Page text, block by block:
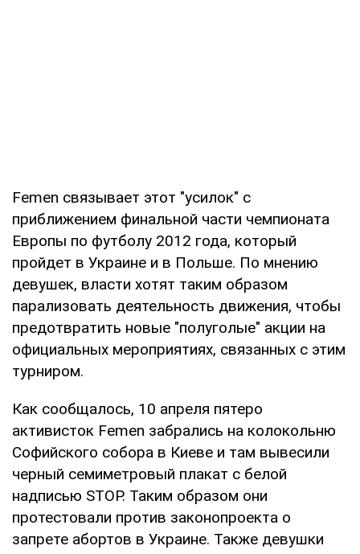
Femen связывает этот "усилок" с
приближением финальной части чемпионата
Европы по футболу 2012 года, который
пройдет в Украине и в Польше. По мнению
девушек, власти хотят таким образом
парализовать деятельность движения, чтобы
предотвратить новые "полуголые" акции на
официальных мероприятиях, связанных с этим
турниром.
Как сообщалось, 10 апреля пятеро
активисток Femen забрались на колокольню
Софийского собора в Киеве и там вывесили
черный семиметровый плакат с белой
надписью STOP. Таким образом они
протестовали против законопроекта о
запрете абортов в Украине. Также девушки